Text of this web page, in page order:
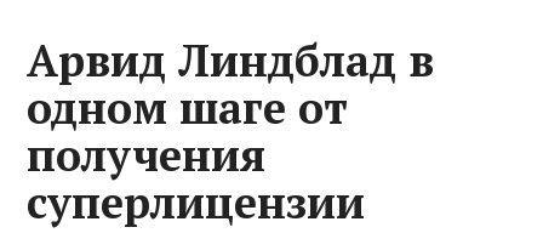
Арвид Линдблад в
одном шаге от
получения
суперлицензии